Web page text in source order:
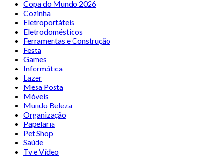
Copa do Mundo 2026
Cozinha
Eletroportáteis
Eletrodomésticos
Ferramentas e Construção
Festa
Games
Informática
Lazer
Mesa Posta
Móveis
Mundo Beleza
Organização
Papelaria
Pet Shop
Saúde
Tv e Vídeo